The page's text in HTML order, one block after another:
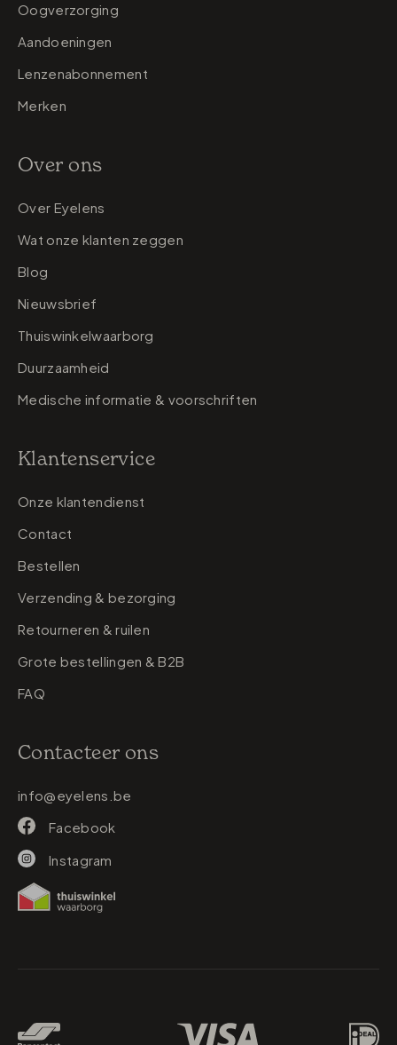
Oogverzorging
Aandoeningen
Lenzenabonnement
Merken
Over ons
Over Eyelens
Wat onze klanten zeggen
Blog
Nieuwsbrief
Thuiswinkelwaarborg
Duurzaamheid
Medische informatie & voorschriften
Klantenservice
Onze klantendienst
Contact
Bestellen
Verzending & bezorging
Retourneren & ruilen
Grote bestellingen & B2B
FAQ
Contacteer ons
info@eyelens.be
Facebook
Instagram